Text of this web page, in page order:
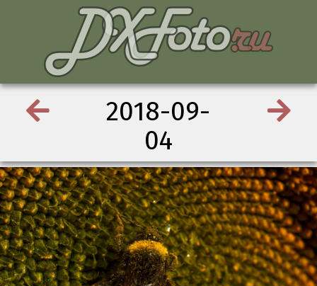
2018-09-
04